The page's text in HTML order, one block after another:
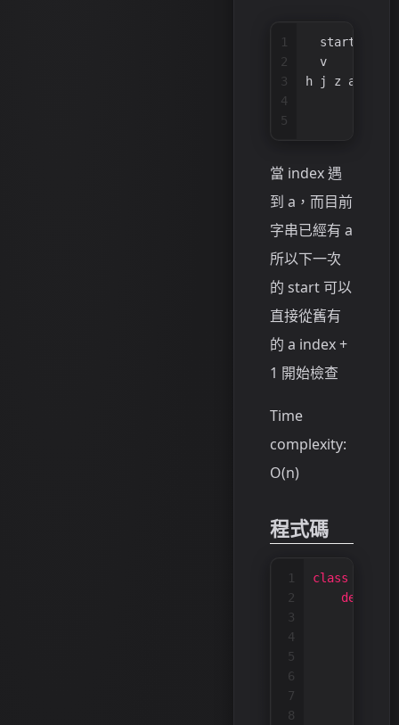
1
2
3
4
5
  start
  v
h j z a b c
當 index 遇
到 a，而目前
字串已經有 a
所以下一次
的 start 可以
直接從舊有
的 a index +
1 開始檢查
Time
complexity:
O(n)
程式碼
1
2
3
4
5
6
7
8
class
def